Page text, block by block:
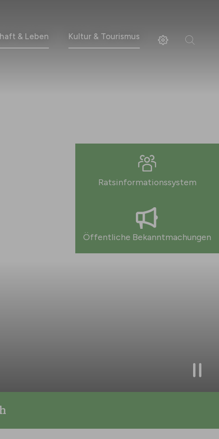
& Leben Kultur & Tourismus
Ratsinformationssystem
Öffentliche Bekanntmachungen